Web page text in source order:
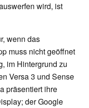
wird, ist
wenn das
muss nicht geöffnet
im Hintergrund zu
Versa 3 und Sense
präsentiert ihre
der Google